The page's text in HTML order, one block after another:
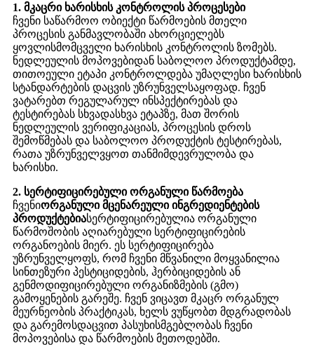
1. მკაცრი ხარისხის კონტროლის პროცესები
ჩვენი საწარმოო ობიექტი წარმოების მთელი
პროცესის განმავლობაში ახორციელებს
ყოვლისმომცველი ხარისხის კონტროლის ზომებს.
ნედლეულის მოპოვებიდან საბოლოო პროდუქტამდე,
თითოეული ეტაპი კონტროლდება უმაღლესი ხარისხის
სტანდარტების დაცვის უზრუნველსაყოფად. ჩვენ
ვატარებთ რეგულარულ ინსპექტირებას და
ტესტირებას სხვადასხვა ეტაპზე, მათ შორის
ნედლეულის ვერიფიკაციას, პროცესის დროს
შემოწმებას და საბოლოო პროდუქტის ტესტირებას,
რათა უზრუნველვყოთ თანმიმდევრულობა და
ხარისხი.
2. სერტიფიცირებული ორგანული წარმოება
ჩვენიორგანული მცენარეული ინგრედიენტების
პროდუქტებიასერტიფიცირებულია ორგანული
წარმოშობის აღიარებული სერტიფიცირების
ორგანოების მიერ. ეს სერტიფიცირება
უზრუნველყოფს, რომ ჩვენი მწვანილი მოყვანილია
სინთეზური პესტიციდების, ჰერბიციდების ან
გენმოდიფიცირებული ორგანიზმების (გმო)
გამოყენების გარეშე. ჩვენ ვიცავთ მკაცრ ორგანულ
მეურნეობის პრაქტიკას, ხელს ვუწყობთ მდგრადობას
და გარემოსდაცვით პასუხისმგებლობას ჩვენი
მოპოვებისა და წარმოების მეთოდებში.